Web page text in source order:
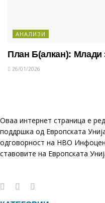
АНАЛИЗИ
План Б(алкан):
26/01/2026
Оваа интернет страница е
поддршка од Европската
одговорност на НВО
ставовите на Европската